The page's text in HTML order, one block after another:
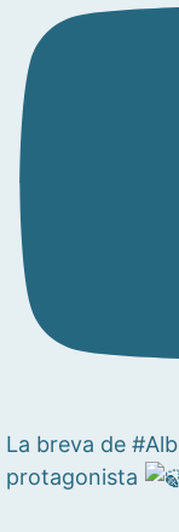
La breva de
protagonista